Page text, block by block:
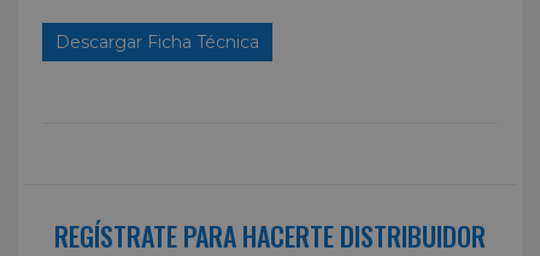
Descargar Ficha Técnica
REGÍSTRATE PARA HACERTE DISTRIBUIDOR